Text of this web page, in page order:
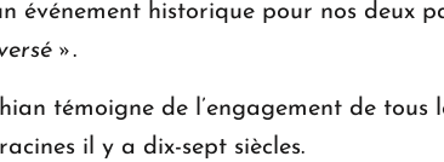
événement historique pour nos deux
».
témoigne de l’engagement de tous
il y a dix-sept siècles.